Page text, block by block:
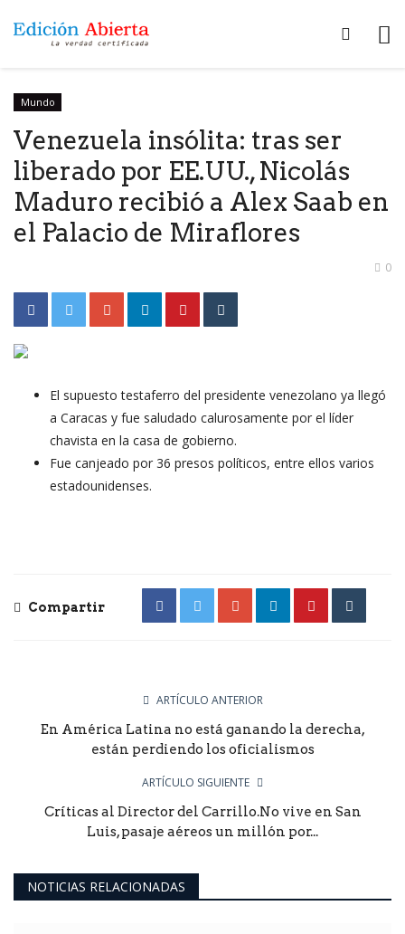
Mundo
Venezuela insólita: tras ser
liberado por EE.UU., Nicolás
Maduro recibió a Alex Saab en
el Palacio de Miraflores
0
El supuesto testaferro del presidente venezolano ya llegó
a Caracas y fue saludado calurosamente por el líder
chavista en la casa de gobierno.
Fue canjeado por 36 presos políticos, entre ellos varios
estadounidenses.
Compartir
ARTÍCULO ANTERIOR
En América Latina no está ganando la derecha,
están perdiendo los oficialismos
ARTÍCULO SIGUIENTE
Críticas al Director del Carrillo.No vive en San
Luis, pasaje aéreos un millón por...
NOTICIAS RELACIONADAS